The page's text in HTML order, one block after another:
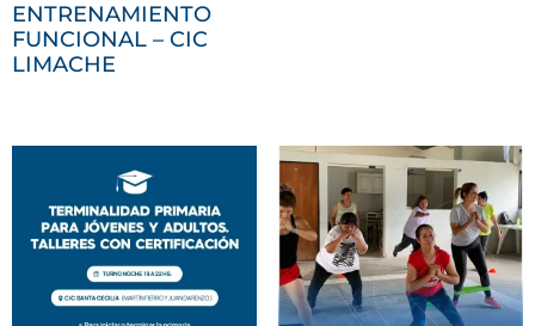
ENTRENAMIENTO
FUNCIONAL – CIC
LIMACHE